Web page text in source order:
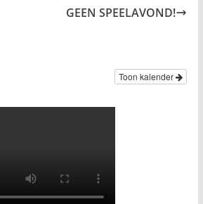
GEEN SPEELAVOND!
Toon kalender